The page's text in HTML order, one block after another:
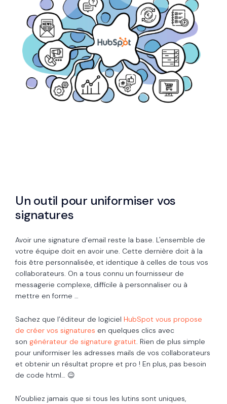
Un outil pour uniformiser vos
signatures
Avoir une signature d’email reste la base. L'ensemble de
votre équipe doit en avoir une. Cette dernière doit à la
fois être personnalisée, et identique à celles de tous vos
collaborateurs. On a tous connu un fournisseur de
messagerie complexe, difficile à personnaliser ou à
mettre en forme …
Sachez que l’éditeur de logiciel HubSpot vous propose
de créer vos signatures en quelques clics avec
son générateur de signature gratuit. Rien de plus simple
pour uniformiser les adresses mails de vos collaborateurs
et obtenir un résultat propre et pro ! En plus, pas besoin
de code html… 😉
N'oubliez jamais que si tous les lutins sont uniques,